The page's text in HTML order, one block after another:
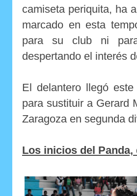
camiseta periquita, ha
marcado en esta
para su club ni
despertando el interés
El delantero llegó
para sustituir a Gerard
Zaragoza en segunda
Los inicios del Panda,